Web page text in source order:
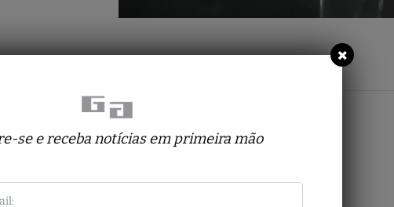
se e receba notícias em primeira mão